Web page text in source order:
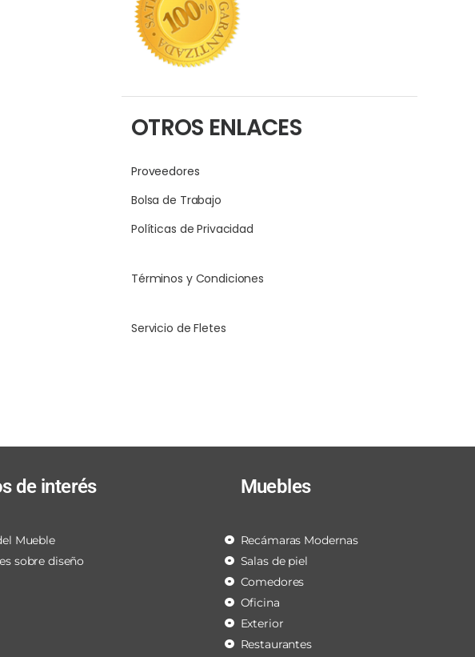
OTROS ENLACES
Proveedores
Bolsa de Trabajo
Políticas de Privacidad
Términos y Condiciones
Servicio de Fletes
de interés
Mueble
sobre diseño
Muebles
Recámaras Modernas
Salas de piel
Comedores
Oficina
Exterior
Restaurantes